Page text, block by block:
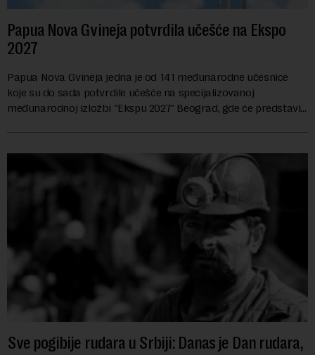
Papua Nova Gvineja potvrdila učešće na Ekspo
2027
Papua Nova Gvineja jedna je od 141 međunarodne učesnice
koje su do sada potvrdile učešće na specijalizovanoj
međunarodnoj izložbi "Ekspu 2027" Beograd, gde će predstaviti
Sve pogibije rudara u Srbiji: Danas je Dan rudara,